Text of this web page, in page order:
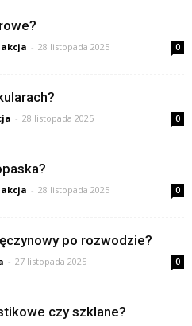
- 28 listopada 2025 0
- 28 listopada 2025 0
- 28 listopada 2025 0
po rozwodzie?
- 27 listopada 2025 0
czy szklane?